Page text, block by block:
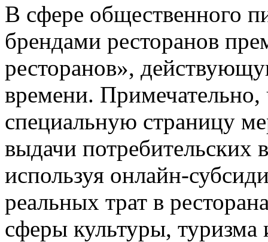
В сфере общественного
брендами ресторанов
ресторанов»,
времени. Примечательно,
специальную страницу
выдачи потребительских
используя онлайн-
реальных трат в
сферы культуры, туризма